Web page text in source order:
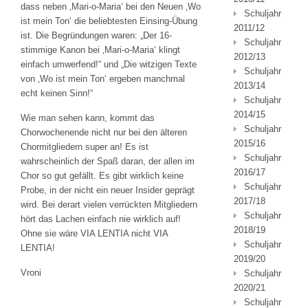
dass neben ‚Mari-o-Maria‘ bei den Neuen ‚Wo
ist mein Ton‘ die beliebtesten Einsing-Übung
ist. Die Begründungen waren: „Der 16-
stimmige Kanon bei ‚Mari-o-Maria‘ klingt
einfach umwerfend!“ und „Die witzigen Texte
von ‚Wo ist mein Ton‘ ergeben manchmal
echt keinen Sinn!“
Wie man sehen kann, kommt das
Chorwochenende nicht nur bei den älteren
Chormitgliedern super an! Es ist
wahrscheinlich der Spaß daran, der allen im
Chor so gut gefällt. Es gibt wirklich keine
Probe, in der nicht ein neuer Insider geprägt
wird. Bei derart vielen verrückten Mitgliedern
hört das Lachen einfach nie wirklich auf!
Ohne sie wäre VIA LENTIA nicht VIA
LENTIA!
Vroni
Schuljahr
2011/12
Schuljahr
2012/13
Schuljahr
2013/14
Schuljahr
2014/15
Schuljahr
2015/16
Schuljahr
2016/17
Schuljahr
2017/18
Schuljahr
2018/19
Schuljahr
2019/20
Schuljahr
2020/21
Schuljahr